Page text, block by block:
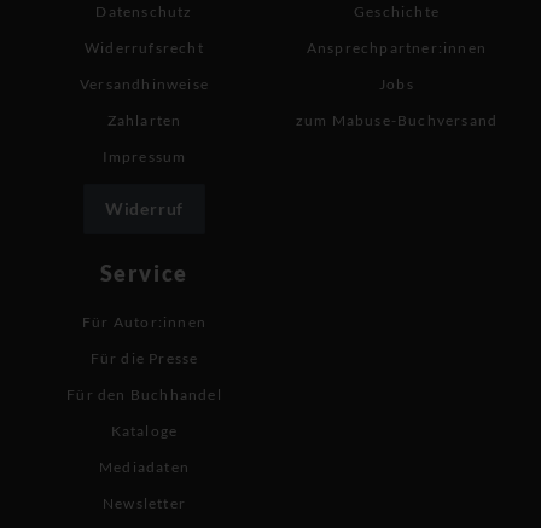
Datenschutz
Widerrufsrecht
Versandhinweise
Zahlarten
Impressum
Widerruf
Geschichte
Ansprechpartner:innen
Jobs
zum Mabuse-Buchversand
Service
Für Autor:innen
Für die Presse
Für den Buchhandel
Kataloge
Mediadaten
Newsletter